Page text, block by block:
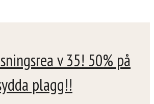
v 35! 50% på
plagg!!